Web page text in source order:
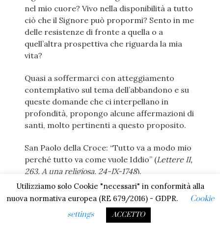
nel mio cuore? Vivo nella disponibilità a tutto
ciò che il Signore può propormi? Sento in me
delle resistenze di fronte a quella o a
quell’altra prospettiva che riguarda la mia
vita?
Quasi a soffermarci con atteggiamento
contemplativo sul tema dell’abbandono e su
queste domande che ci interpellano in
profondità, propongo alcune affermazioni di
santi, molto pertinenti a questo proposito.
San Paolo della Croce: “Tutto va a modo mio
perché tutto va come vuole Iddio” (Lettere II,
263. A una religiosa, 24-IX-1748).
Santa Bernadette: “Quando non di desidera
nulla, abbiamo sempre quello che è
necessario” (da“Bernadetta di parla”
Utilizziamo solo Cookie "necessari" in conformità alla
nuova normativa europea (RE 679/2016) - GDPR.
Cookie
settings
ACCETTO